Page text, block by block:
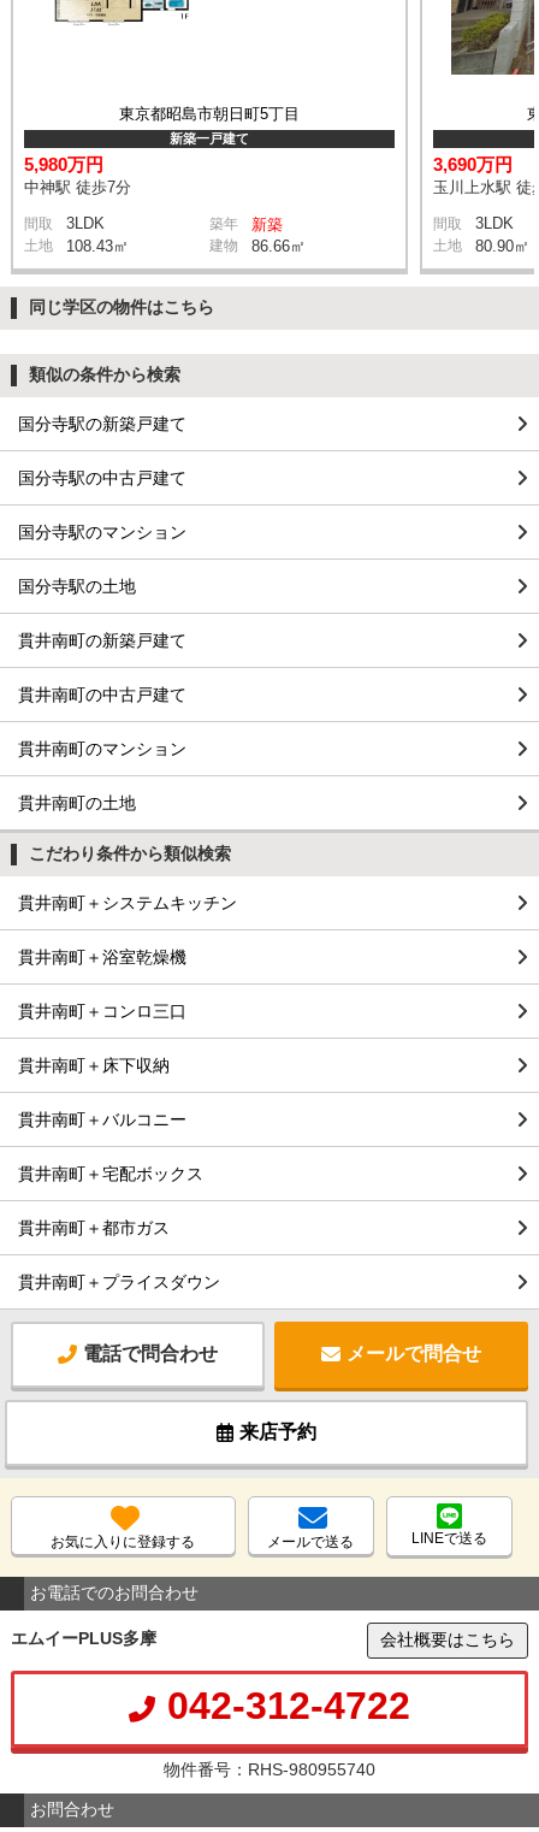
東京都昭島市朝日町5丁目
新築一戸建て
5,980万円
中神駅 徒歩7分
間取 3LDK 築年 新築
土地 108.43㎡ 建物 86.66㎡
3,690万円
玉川上水駅 徒
間取 3LDK
土地 80.90㎡
同じ学区の物件はこちら
類似の条件から検索
国分寺駅の新築戸建て
国分寺駅の中古戸建て
国分寺駅のマンション
国分寺駅の土地
貫井南町の新築戸建て
貫井南町の中古戸建て
貫井南町のマンション
貫井南町の土地
こだわり条件から類似検索
貫井南町＋システムキッチン
貫井南町＋浴室乾燥機
貫井南町＋コンロ三口
貫井南町＋床下収納
貫井南町＋バルコニー
貫井南町＋宅配ボックス
貫井南町＋都市ガス
貫井南町＋プライスダウン
電話で問合わせ メールで問合せ
来店予約
お気に入りに登録する メールで送る LINEで送る
お電話でのお問合わせ
エムイーPLUS多摩 会社概要はこちら
042-312-4722
物件番号：RHS-980955740
お問合わせ